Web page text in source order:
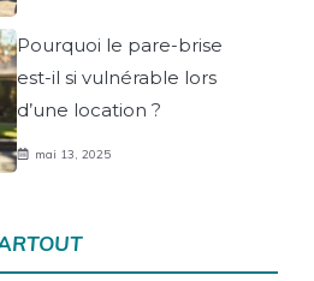
Pourquoi le pare-brise
est-il si vulnérable lors
d’une location ?
mai 13, 2025